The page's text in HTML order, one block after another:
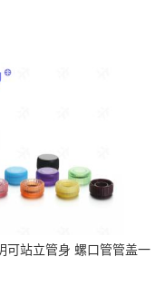
可站立管身 螺口管管盖一